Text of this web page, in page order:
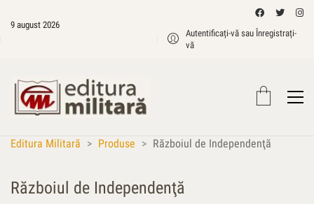
9 august 2026
Autentificați-vă sau Înregistrați-
vă
Editura Militară > Produse > Războiul de Independenţă
Războiul de Independenţă